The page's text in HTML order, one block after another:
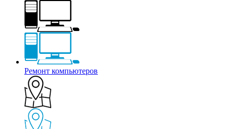
Ремонт компьютеров